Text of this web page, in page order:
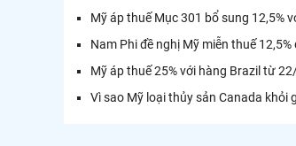
Mỹ áp thuế Mục 301 bổ sung 12,5%
Nam Phi đề nghị Mỹ miễn thuế
Mỹ áp thuế 25% với hàng Brazil từ
Vì sao Mỹ loại thủy sản Canada khỏi